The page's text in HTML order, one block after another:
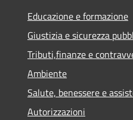
Educazione e formazione
Giustizia e sicurezza
Tributi,finanze e
Ambiente
Salute, benessere e
Autorizzazioni